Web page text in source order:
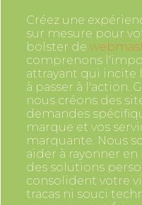
Créez une
sur mesure pour
bolster de
comprenons
attrayant qui incite
à passer à l'action.
nous créons des
demandes
marque et vos
marquante. Nous
aider à rayonner
des solutions
consolident votre
tracas ni souci